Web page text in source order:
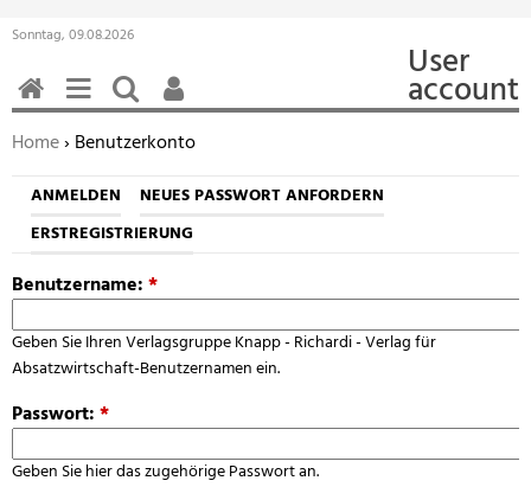
Sonntag, 09.08.2026
User
account
Sie befinden sich hier:
Home› Benutzerkonto
ANMELDEN
NEUES PASSWORT ANFORDERN
ERSTREGISTRIERUNG
Benutzername:*
Geben Sie Ihren Verlagsgruppe Knapp - Richardi - Verlag für
Absatzwirtschaft-Benutzernamen ein.
Passwort:*
Geben Sie hier das zugehörige Passwort an.
HOMEMENÜSUCHEN
BENUTZERFUNKTIONEN